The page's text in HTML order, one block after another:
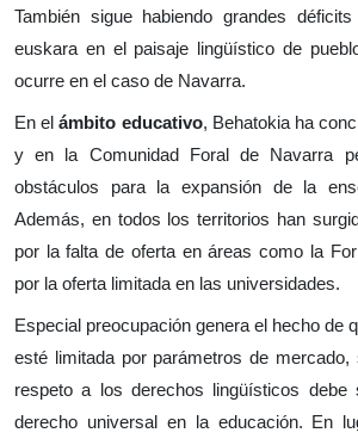
También sigue habiendo grandes
euskara en el paisaje lingüístico de
ocurre en el caso de Navarra.
En elámbito educativo, Behatokia ha
y en la Comunidad Foral de Navarra
obstáculos para la expansión de la
Además, en todos los territorios han
por la falta de oferta en áreas como la
por la oferta limitada en las universidades.
Especial preocupación genera el hecho de
esté limitada por parámetros de mercado,
respeto a los derechos lingüísticos debe
derecho universal en la educación. En